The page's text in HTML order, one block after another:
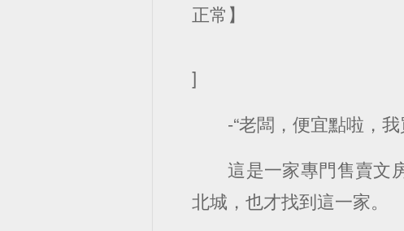
正常】
]
-“老闆，便宜點啦，
這是一家專門售賣文
北城，也才找到這一家。